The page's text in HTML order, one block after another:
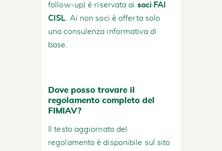
follow-up) è riservata ai soci FAI
CISL . Ai non soci è offerta solo
una consulenza informativa di
base.
Dove posso trovare il
regolamento completo del
FIMIAV?
Il testo aggiornato del
regolamento è disponibile sul sito